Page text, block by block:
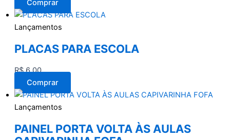
Comprar
Lançamentos
PLACAS PARA ESCOLA
R$6,00
Comprar
Lançamentos
PAINEL PORTA VOLTA ÀS AULAS